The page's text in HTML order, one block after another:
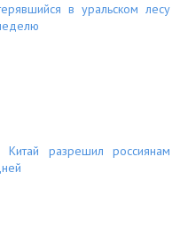
в уральском лесу
разрешил россиянам